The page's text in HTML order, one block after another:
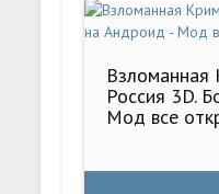
Взломанная
Россия 3D.
Мод все